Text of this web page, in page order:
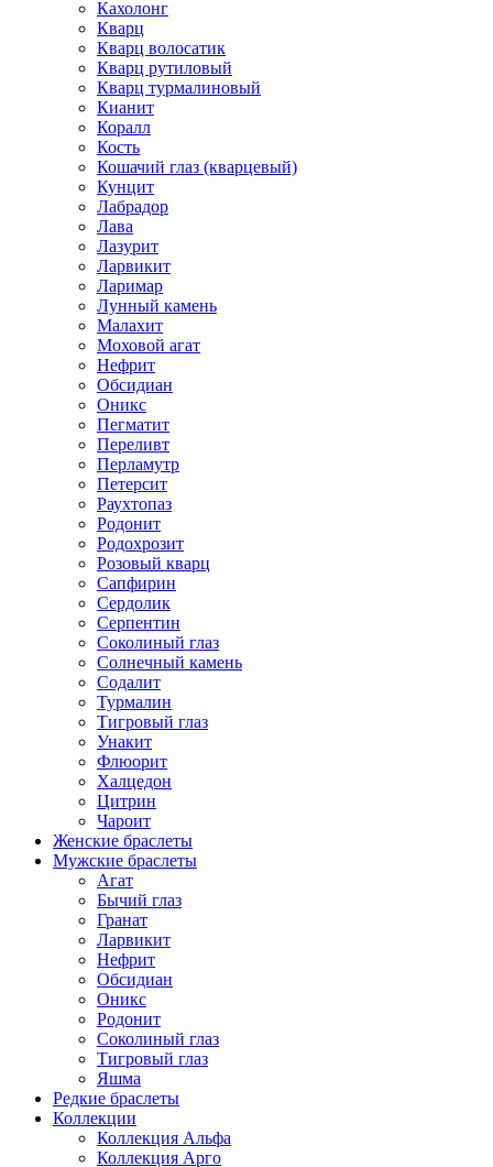
Кахолонг
Кварц
Кварц волосатик
Кварц рутиловый
Кварц турмалиновый
Кианит
Коралл
Кость
Кошачий глаз (кварцевый)
Кунцит
Лабрадор
Лава
Лазурит
Ларвикит
Ларимар
Лунный камень
Малахит
Моховой агат
Нефрит
Обсидиан
Оникс
Пегматит
Переливт
Перламутр
Петерсит
Раухтопаз
Родонит
Родохрозит
Розовый кварц
Сапфирин
Сердолик
Серпентин
Соколиный глаз
Солнечный камень
Содалит
Турмалин
Тигровый глаз
Унакит
Флюорит
Халцедон
Цитрин
Чароит
Женские браслеты
Мужские браслеты
Агат
Бычий глаз
Гранат
Ларвикит
Нефрит
Обсидиан
Оникс
Родонит
Соколиный глаз
Тигровый глаз
Яшма
Редкие браслеты
Коллекции
Коллекция Альфа
Коллекция Арго